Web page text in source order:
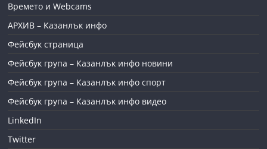
Времето и Webcams
АРХИВ – Казанлък инфо
Фейсбук страница
Фейсбук група – Казанлък инфо новини
Фейсбук група – Казанлък инфо спорт
Фейсбук група – Казанлък инфо видео
LinkedIn
Twitter